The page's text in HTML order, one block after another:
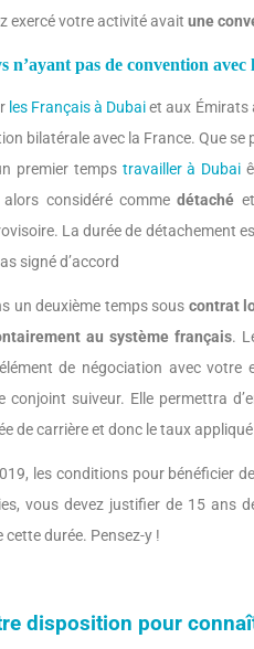
exercé votre activité avait une
n’ayant pas de convention avec
les Français à Dubaiet aux Émirats
bilatérale avec la France. Que se
premier temps travailler à Dubai
considéré commedétaché
La durée de détachement
signé d’accord
un deuxième temps sous contrat
au système français.
de négociation avec votre
conjoint suiveur. Elle permettra
de carrière et donc le taux
les conditions pour bénéficier
vous devez justifier de 15 ans
durée. Pensez-y !
disposition pour